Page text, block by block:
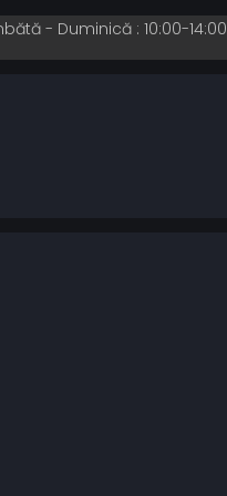
- Duminică : 10:00-14:00